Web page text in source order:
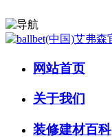
网站首页
关于我们
装修建材百科